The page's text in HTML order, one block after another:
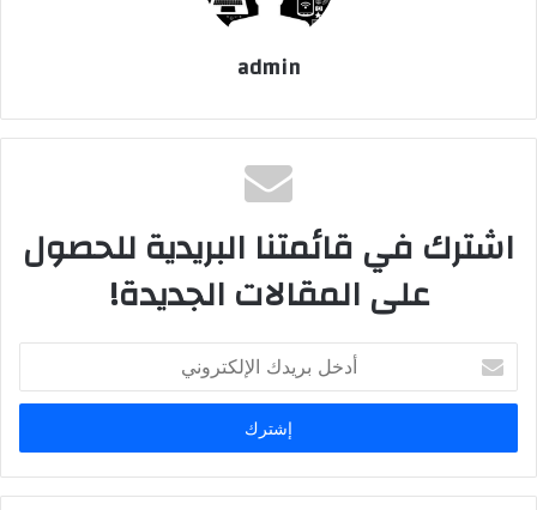
admin
اشترك في قائمتنا البريدية للحصول
على المقالات الجديدة!
خ
ب
ر